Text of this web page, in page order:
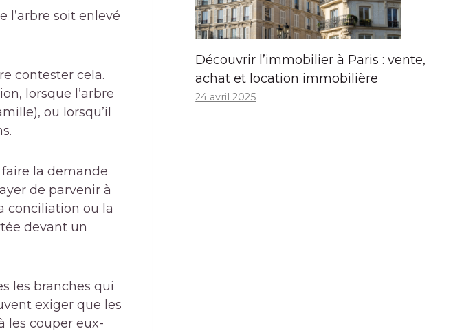
l’arbre soit enlevé
contester cela.
lorsque l’arbre
ou lorsqu’il
faire la demande
de parvenir à
conciliation ou la
devant un
les branches qui
exiger que les
les couper eux-
Découvrir l’immobilier à Paris : vente,
achat et location immobilière
24 avril 2025